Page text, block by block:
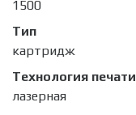
1500
Тип
картридж
Технология печати
лазерная